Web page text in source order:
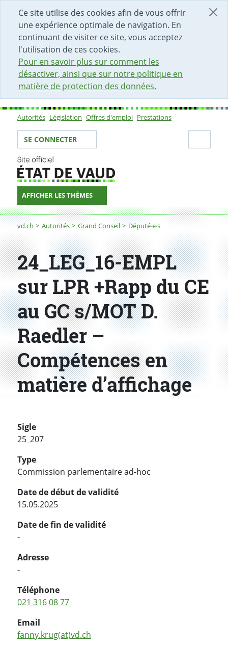
Ce site utilise des cookies afin de vous offrir
une expérience optimale de navigation. En
continuant de visiter ce site, vous acceptez
l'utilisation de ces cookies.
Pour en savoir plus sur comment les
désactiver, ainsi que sur notre politique en
matière de protection des données.
DÉBUT DU CONTENU DE LA PAGE
ACCÈS AU CHAMP DE RECHERCHE
PAGE D'ACCUEIL
FORMULAIRE DE CONTACT
Sous-navigation
Autorités Législation Offres d'emploi Prestations
Votre identité
SE CONNECTER
AFFICHER LES THÈMES
Fil d'Ariane
vd.ch Autorités Grand Conseil Député·e·s
24_LEG_16-EMPL
sur LPR +Rapp du CE
au GC s/MOT D.
Raedler –
Compétences en
matière d’affichage
Sigle
25_207
Type
Commission parlementaire ad-hoc
Date de début de validité
15.05.2025
Date de fin de validité
-
Adresse
-
Téléphone
021 316 08 77
Email
fanny.krug(at)vd.ch